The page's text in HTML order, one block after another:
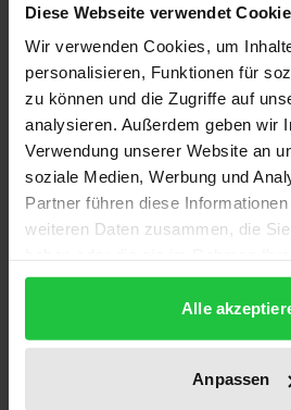
Diese Webseite verwendet
Wir verwenden Cookies, um
personalisieren, Funktionen für
zu können und die Zugriffe auf
analysieren. Außerdem geben wir
Verwendung unserer Website an
soziale Medien, Werbung und
Partner führen diese
weiteren Daten zusammen, die
gesammelt haben.
Alle
Anpassen
westliche Ästhetik. Sie entfaltet
der Auseinandersetzung mit
schriftlichen Zeugnissen ihrer
Kulturgeschichte. Überdies ist
den gesellschaftlichen und
Umwälzungen des 20.
Ausgehend von den
Jahrhunderts wird in dem Buch
einer alles bestimmenden
und sich eine Welt in Freiheit
So geht mit dem Begriff des